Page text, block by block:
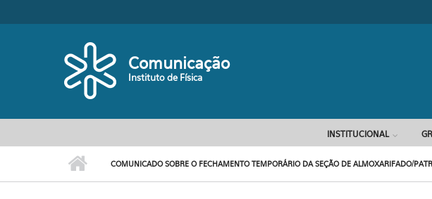
Comunicação
Instituto de Física
INSTITUCIONAL
COMUNICADO SOBRE O FECHAMENTO TEMPORÁRIO DA SEÇÃO DE ALMOXARIFADO/